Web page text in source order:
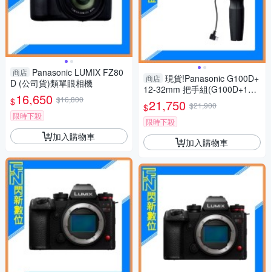
商店 Panasonic LUMIX FZ80
D (公司貨)類單眼相機
$16,650 $16,800
限時下殺
加入購物車
商店 現貨!Panasonic G100D+
12-32mm 把手組(G100D+123
2+SHGR2，公司貨)G100
$21,750 $21,900
限時下殺
加入購物車